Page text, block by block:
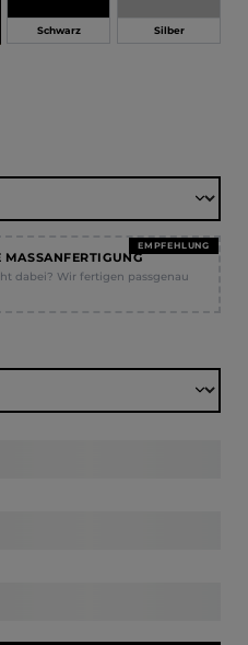
Schwarz Silber
EMPFEHLUNG
dabei? Wir fertigen passgenau